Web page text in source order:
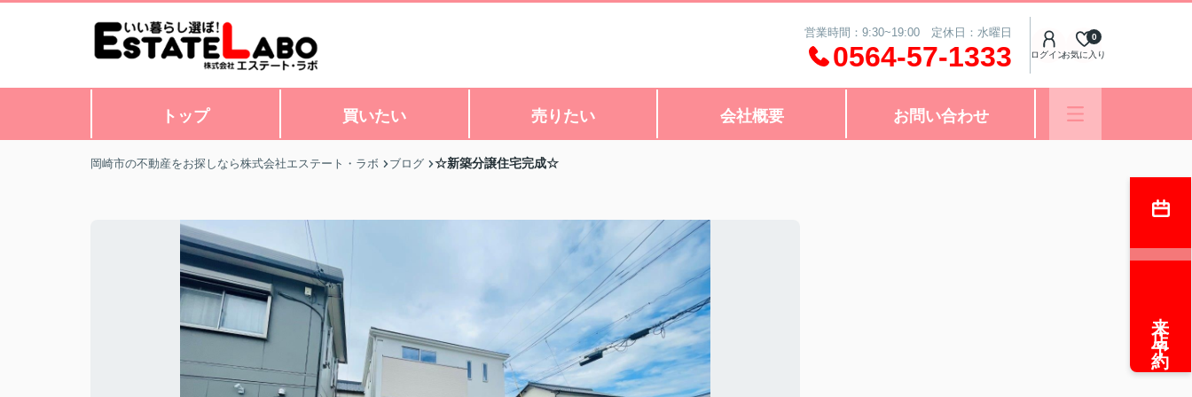
営業時間：9:30~19:00 定休日：水曜日
0564-57-1333 ログインお気に入り
0
トップ 買いたい 売りたい 会社概要 お問い合わせ
岡崎市の不動産をお探しなら株式会社エステート・ラボ ブログ ☆新築分譲住宅完成☆
来店予約